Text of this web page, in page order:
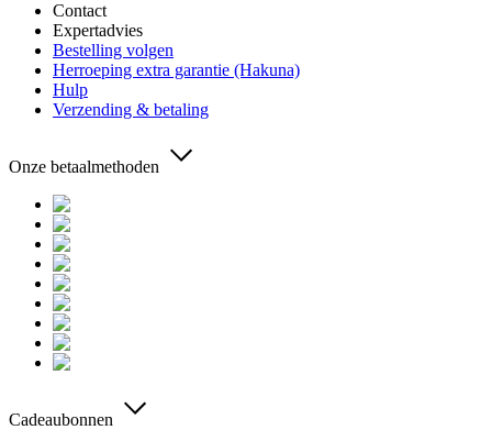
Contact
Expertadvies
Bestelling volgen
Herroeping extra garantie (Hakuna)
Hulp
Verzending & betaling
Onze betaalmethoden
Cadeaubonnen